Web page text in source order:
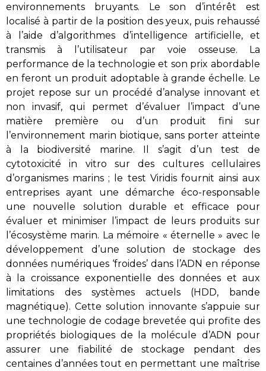
environnements bruyants. Le son d’intérêt est
localisé à partir de la position des yeux, puis rehaussé
à l’aide d’algorithmes d’intelligence artificielle, et
transmis à l’utilisateur par voie osseuse. La
performance de la technologie et son prix abordable
en feront un produit adoptable à grande échelle. Le
projet repose sur un procédé d’analyse innovant et
non invasif, qui permet d’évaluer l’impact d’une
matière première ou d’un produit fini sur
l’environnement marin biotique, sans porter atteinte
à la biodiversité marine. Il s’agit d’un test de
cytotoxicité in vitro sur des cultures cellulaires
d’organismes marins ; le test Viridis fournit ainsi aux
entreprises ayant une démarche éco-responsable
une nouvelle solution durable et efficace pour
évaluer et minimiser l’impact de leurs produits sur
l’écosystème marin. La mémoire « éternelle » avec le
développement d’une solution de stockage des
données numériques ‘froides’ dans l’ADN en réponse
à la croissance exponentielle des données et aux
limitations des systèmes actuels (HDD, bande
magnétique). Cette solution innovante s’appuie sur
une technologie de codage brevetée qui profite des
propriétés biologiques de la molécule d’ADN pour
assurer une fiabilité de stockage pendant des
centaines d’années tout en permettant une maîtrise